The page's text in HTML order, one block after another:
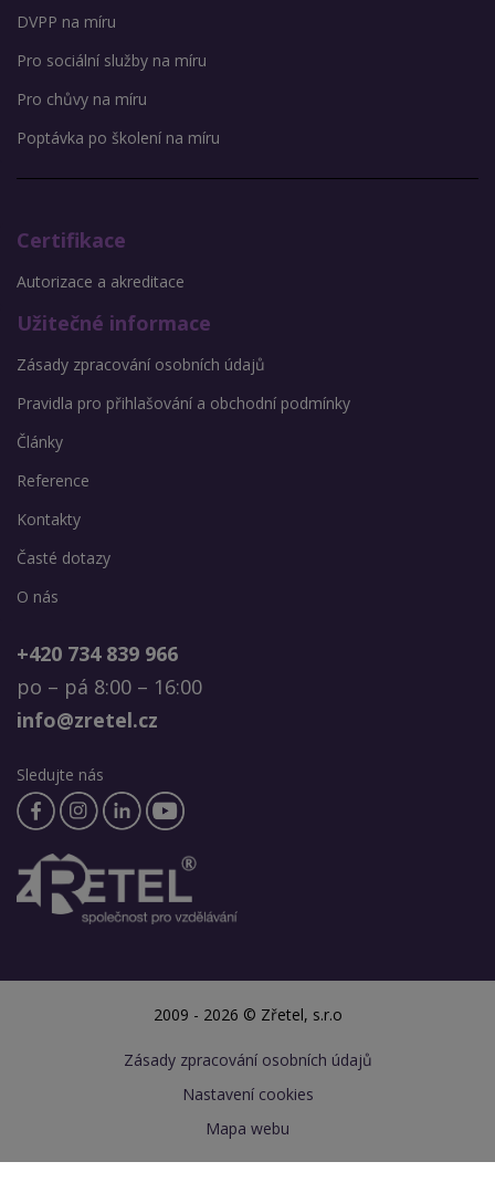
DVPP na míru
Pro sociální služby na míru
Pro chůvy na míru
Poptávka po školení na míru
Certifikace
Autorizace a akreditace
Užitečné informace
Zásady zpracování osobních údajů
Pravidla pro přihlašování a obchodní podmínky
Články
Reference
Kontakty
Časté dotazy
O nás
+420 734 839 966
po – pá 8:00 – 16:00
info@zretel.cz
Sledujte nás
2009 - 2026 © Zřetel, s.r.o
Zásady zpracování osobních údajů
Nastavení cookies
Mapa webu